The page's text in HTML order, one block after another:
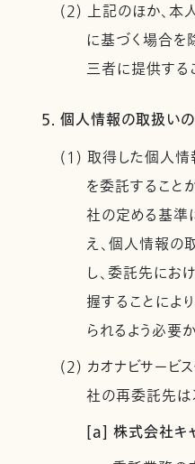
(2) 上記のほか、本
に基づく場合を
三者に提供する
5. 個人情報の取扱い
(1) 取得した個人
を委託すること
社の定める基準
え、個人情報の
し、委託先にお
握することによ
られるよう必要
(2) カオナビサービ
社の再委託先は
[a] 株式会社キ